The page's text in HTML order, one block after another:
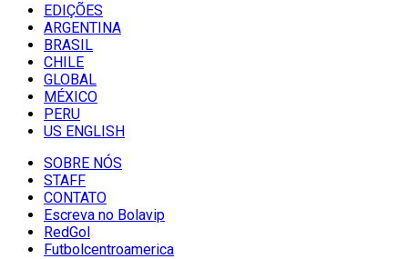
EDIÇÕES
ARGENTINA
BRASIL
CHILE
GLOBAL
MÉXICO
PERU
US ENGLISH
SOBRE NÓS
STAFF
CONTATO
Escreva no Bolavip
RedGol
Futbolcentroamerica